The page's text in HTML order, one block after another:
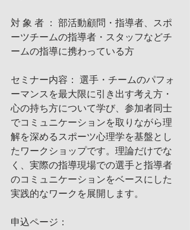
対 象 者 ： 部活動顧問・指導者、スポ
ーツチームの指導者・スタッフなどチ
ームの指導に携わっている方
セミナー内容： 選手・チームのパフォ
ーマンスを最大限に引き出す考え方・
心の持ち方について学び、参加者同士
でコミュニケーションを取りながら理
解を深めるスポーツ心理学を基盤とし
たワークショップです。理論だけでな
く、実際の指導現場での選手と指導者
のコミュニケーションをベースにした
実践的なワークを展開します。
申込ページ：